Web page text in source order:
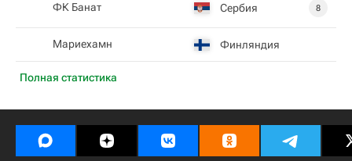
Полная статистика
ФК Банат Сербия 8
Мариехамн Финляндия